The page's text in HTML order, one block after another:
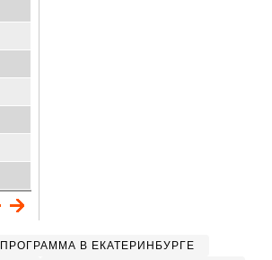
В ЕКАТЕРИНБУРГЕ